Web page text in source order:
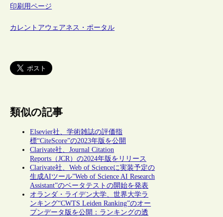
印刷用ページ
カレントアウェアネス・ポータル
類似の記事
Elsevier社、学術雑誌の評価指
標“CiteScore”の2023年版を公開
Clarivate社、Journal Citation
Reports（JCR）の2024年版をリリース
Clarivate社、Web of Scienceに実装予定の
生成AIツール”Web of Science AI Research
Assistant”のベータテストの開始を発表
オランダ・ライデン大学、世界大学ラ
ンキング“CWTS Leiden Ranking”のオー
プンデータ版を公開：ランキングの透